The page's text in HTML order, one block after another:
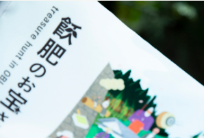
photo
workshop
food design
event
branding